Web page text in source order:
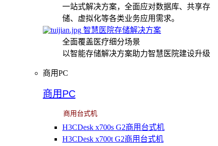
一站式解决方案，全面应对数据库、共享存
储、虚拟化等各类业务应用需求。
智慧医院存储解决方案
全面覆盖医疗细分场景
以智能存储解决方案助力智慧医院建设升级
商用PC
商用PC
商用台式机
H3CDesk x700s G2商用台式机
H3CDesk x700t G2商用台式机